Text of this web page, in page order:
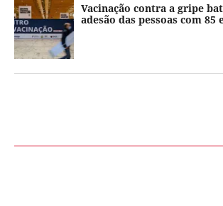
Vacinação contra a gripe
adesão das pessoas com 85